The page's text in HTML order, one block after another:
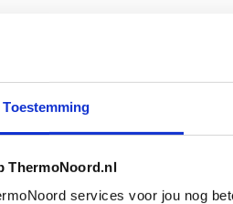
Toestemming
ThermoNoord.nl
services voor jou nog